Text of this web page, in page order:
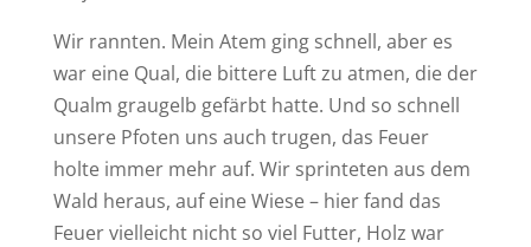
Wir rannten. Mein Atem ging schnell, aber es
war eine Qual, die bittere Luft zu atmen, die der
Qualm graugelb gefärbt hatte. Und so schnell
unsere Pfoten uns auch trugen, das Feuer
holte immer mehr auf. Wir sprinteten aus dem
Wald heraus, auf eine Wiese – hier fand das
Feuer vielleicht nicht so viel Futter, Holz war